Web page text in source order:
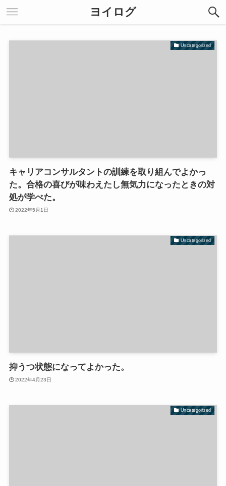
ヨイログ
Uncategorized
キャリアコンサルタントの訓練を取り組んでよかっ
た。合格の喜びが味わえたし無気力になったときの対
処が学べた。
2022年5月1日
Uncategorized
抑うつ状態になってよかった。
2022年4月23日
Uncategorized